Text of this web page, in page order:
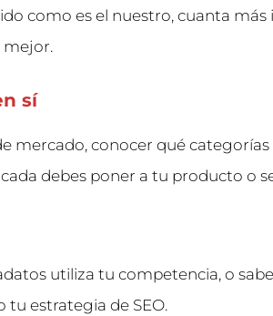
como es el nuestro, cuanta
mejor.
sí
mercado, conocer qué
debes poner a tu producto o
utiliza tu competencia, o
estrategia de SEO.